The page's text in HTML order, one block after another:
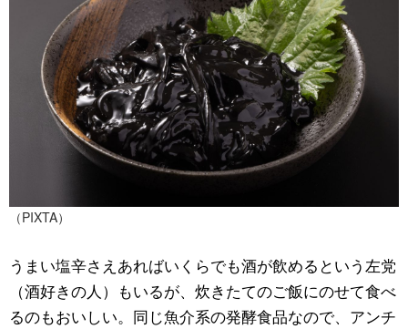
（PIXTA）
うまい塩辛さえあればいくらでも酒が飲めるという左党
（酒好きの人）もいるが、炊きたてのご飯にのせて食べ
るのもおいしい。同じ魚介系の発酵食品なので、アンチ